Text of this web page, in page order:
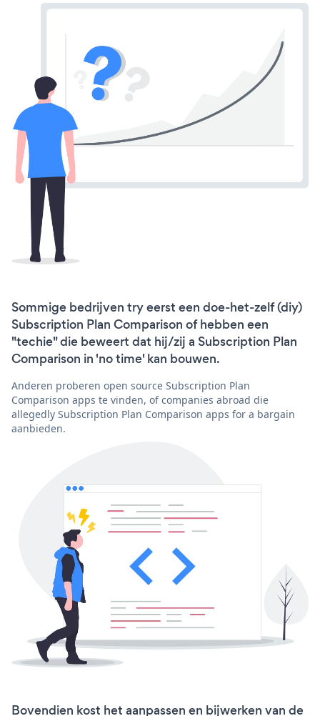
Sommige bedrijven try eerst een doe-het-zelf (diy)
Subscription Plan Comparison of hebben een
"techie" die beweert dat hij/zij a Subscription Plan
Comparison in 'no time' kan bouwen.
Anderen proberen open source Subscription Plan
Comparison apps te vinden, of companies abroad die
allegedly Subscription Plan Comparison apps for a bargain
aanbieden.
Bovendien kost het aanpassen en bijwerken van de